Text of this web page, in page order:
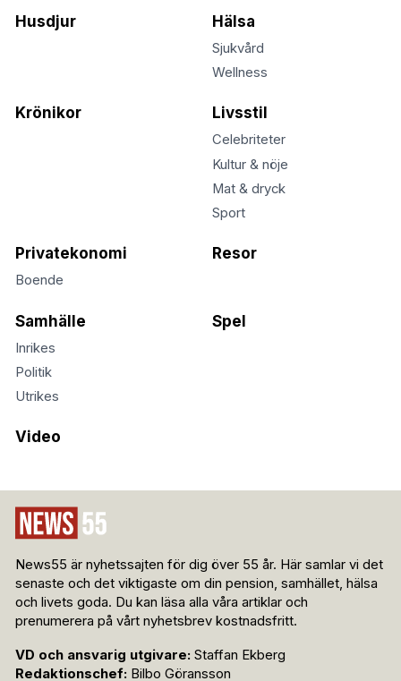
Husdjur Hälsa
Sjukvård
Wellness
Krönikor Livsstil
Celebriteter
Kultur & nöje
Mat & dryck
Sport
Privatekonomi
Boende
Resor
Samhälle
Inrikes
Politik
Utrikes
Spel
Video
News55 är nyhetssajten för dig över 55 år. Här samlar vi det
senaste och det viktigaste om din pension, samhället, hälsa
och livets goda. Du kan läsa alla våra artiklar och
prenumerera på vårt nyhetsbrev kostnadsfritt.
VD och ansvarig utgivare: Staffan Ekberg
Redaktionschef: Bilbo Göransson